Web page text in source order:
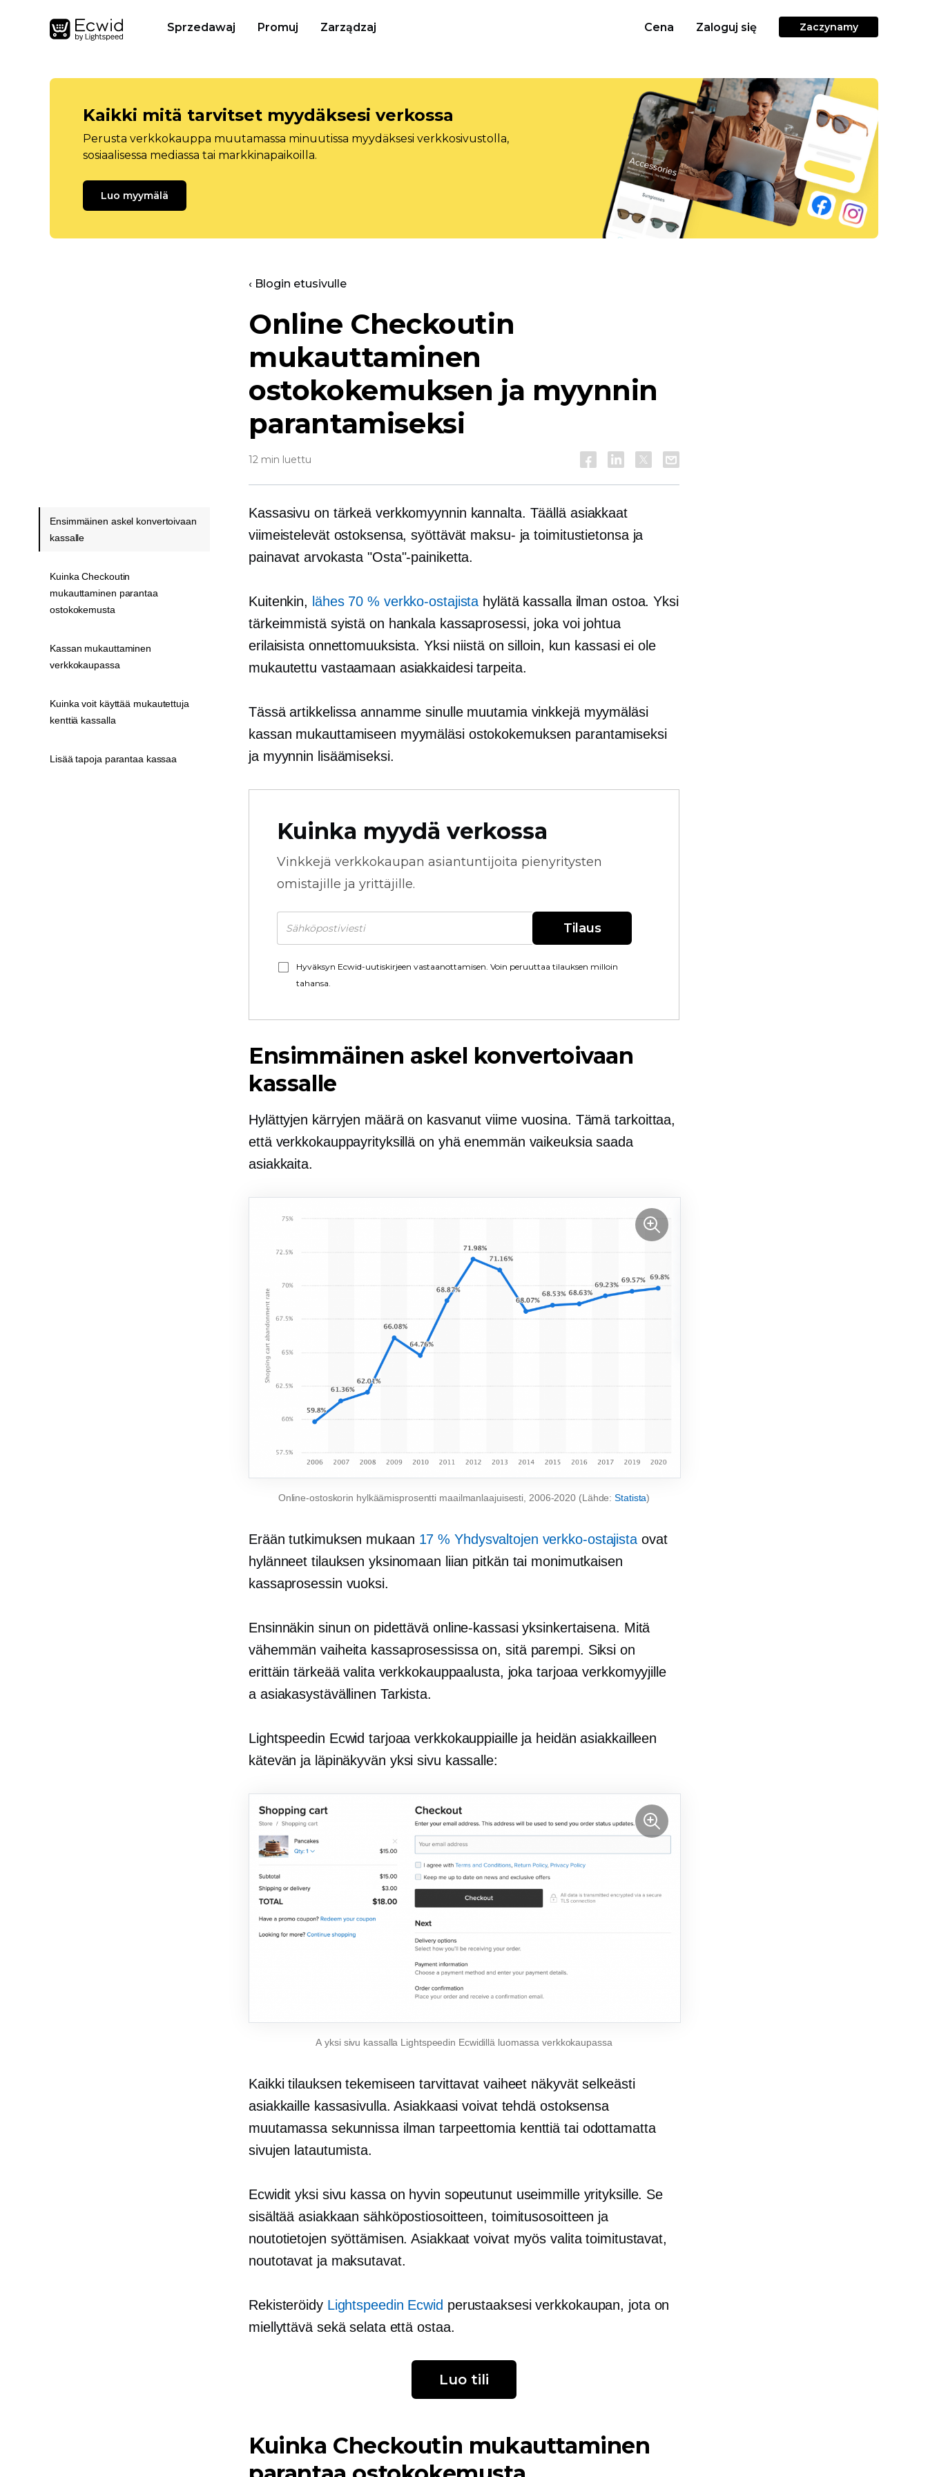
Sprzedawaj Promuj Zarządzaj Cena Zaloguj się Zaczynamy
Kaikki mitä tarvitset myydäksesi verkossa
Perusta verkkokauppa muutamassa minuutissa myydäksesi verkkosivustolla,
sosiaalisessa mediassa tai markkinapaikoilla.
Luo myymälä
‹ Blogin etusivulle
Online Checkoutin
mukauttaminen
ostokokemuksen ja myynnin
parantamiseksi
12 min luettu
Kassasivu on tärkeä verkkomyynnin kannalta. Täällä asiakkaat
viimeistelevät ostoksensa, syöttävät maksu- ja toimitustietonsa ja
painavat arvokasta "Osta"-painiketta.
Kuitenkin, lähes 70 % verkko-ostajista hylätä kassalla ilman ostoa. Yksi
tärkeimmistä syistä on hankala kassaprosessi, joka voi johtua
erilaisista onnettomuuksista. Yksi niistä on silloin, kun kassasi ei ole
mukautettu vastaamaan asiakkaidesi tarpeita.
Tässä artikkelissa annamme sinulle muutamia vinkkejä myymäläsi
kassan mukauttamiseen myymäläsi ostokokemuksen parantamiseksi
ja myynnin lisäämiseksi.
Kuinka myydä verkossa
Vinkkejä verkkokaupan asiantuntijoita pienyritysten
omistajille ja yrittäjille.
Tilaus
Hyväksyn Ecwid-uutiskirjeen vastaanottamisen. Voin peruuttaa tilauksen milloin
tahansa.
Ensimmäinen askel konvertoivaan
kassalle
Hylättyjen kärryjen määrä on kasvanut viime vuosina. Tämä tarkoittaa,
että verkkokauppayrityksillä on yhä enemmän vaikeuksia saada
asiakkaita.
Online-ostoskorin hylkäämisprosentti maailmanlaajuisesti, 2006-2020 (Lähde:Statista)
Erään tutkimuksen mukaan 17 % Yhdysvaltojen verkko-ostajista ovat
hylänneet tilauksen yksinomaan liian pitkän tai monimutkaisen
kassaprosessin vuoksi.
Ensinnäkin sinun on pidettävä online-kassasi yksinkertaisena. Mitä
vähemmän vaiheita kassaprosessissa on, sitä parempi. Siksi on
erittäin tärkeää valita verkkokauppaalusta, joka tarjoaa verkkomyyjille
a asiakasystävällinen Tarkista.
Lightspeedin Ecwid tarjoaa verkkokauppiaille ja heidän asiakkailleen
kätevän ja läpinäkyvän yksi sivu kassalle:
Ayksi sivu kassalla Lightspeedin Ecwidillä luomassa verkkokaupassa
Kaikki tilauksen tekemiseen tarvittavat vaiheet näkyvät selkeästi
asiakkaille kassasivulla. Asiakkaasi voivat tehdä ostoksensa
muutamassa sekunnissa ilman tarpeettomia kenttiä tai odottamatta
sivujen latautumista.
Ecwidityksi sivu kassa on hyvin sopeutunutuseimmille yrityksille. Se
sisältää asiakkaan sähköpostiosoitteen, toimitusosoitteen ja
noutotietojen syöttämisen. Asiakkaat voivat myös valita toimitustavat,
noutotavat ja maksutavat.
Rekisteröidy Lightspeedin Ecwid perustaaksesi verkkokaupan, jota on
miellyttävä sekä selata että ostaa.
Luo tili
Kuinka Checkoutin mukauttaminen
Ensimmäinen askel konvertoivaan
kassalle
Kuinka Checkoutin
mukauttaminen parantaa
ostokokemusta
Kassan mukauttaminen
verkkokaupassa
Kuinka voit käyttää mukautettuja
kenttiä kassalla
Lisää tapoja parantaa kassaa